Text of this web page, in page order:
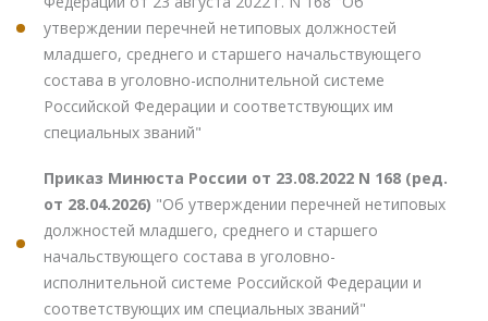
утверждении перечней нетиповых должностей
младшего, среднего и старшего начальствующего
состава в уголовно-исполнительной системе
Российской Федерации и соответствующих им
специальных званий"
Приказ Минюста России от 23.08.2022 N 168 (ред.
от 28.04.2026) "Об утверждении перечней нетиповых
должностей младшего, среднего и старшего
начальствующего состава в уголовно-
исполнительной системе Российской Федерации и
соответствующих им специальных званий"